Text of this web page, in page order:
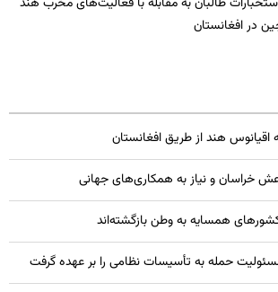
در افغانستان
اقیانوس هند از طریق افغانستان
خراسان و نیاز به همکاری‌های جهانی
حمله به تأسیسات نظامی را بر عهده گرفت